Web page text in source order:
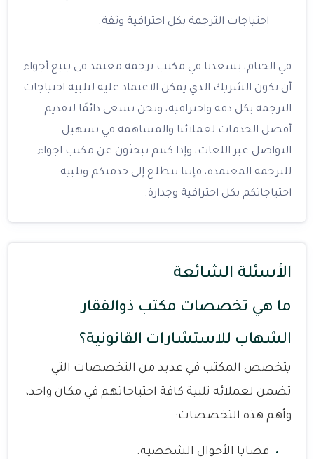
احتياجات الترجمة بكل احترافية وثقة.
في الختام، يسعدنا في مكتب ترجمة معتمد فى ينبع أجواء
أن نكون الشريك الذي يمكن الاعتماد عليه لتلبية احتياجات
الترجمة بكل دقة واحترافية، ونحن نسعى دائمًا لتقديم
أفضل الخدمات لعملائنا والمساهمة في تسهيل
التواصل عبر اللغات، وإذا كنتم تبحثون عن مكتب اجواء
للترجمة المعتمدة، فإننا نتطلع إلى خدمتكم وتلبية
احتياجاتكم بكل احترافية وجدارة.
الأسئلة الشائعة
ما هي تخصصات مكتب ذوالفقار
الشهاب للاستشارات القانونية؟
يتخصص المكتب في عديد من التخصصات التي
تضمن لعملائه تلبية كافة احتياجاتهم في مكان واحد،
وأهم هذه التخصصات:
قضايا الأحوال الشخصية.